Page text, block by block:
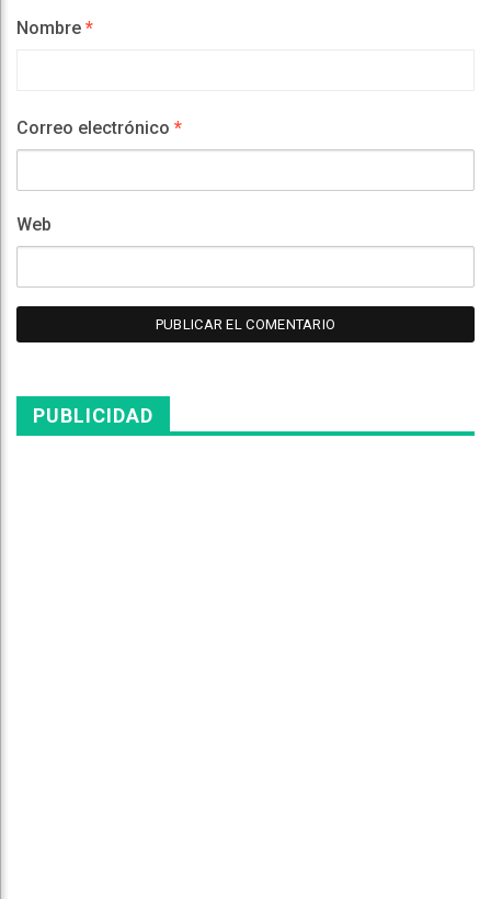
Nombre *
Correo electrónico *
Web
PUBLICIDAD